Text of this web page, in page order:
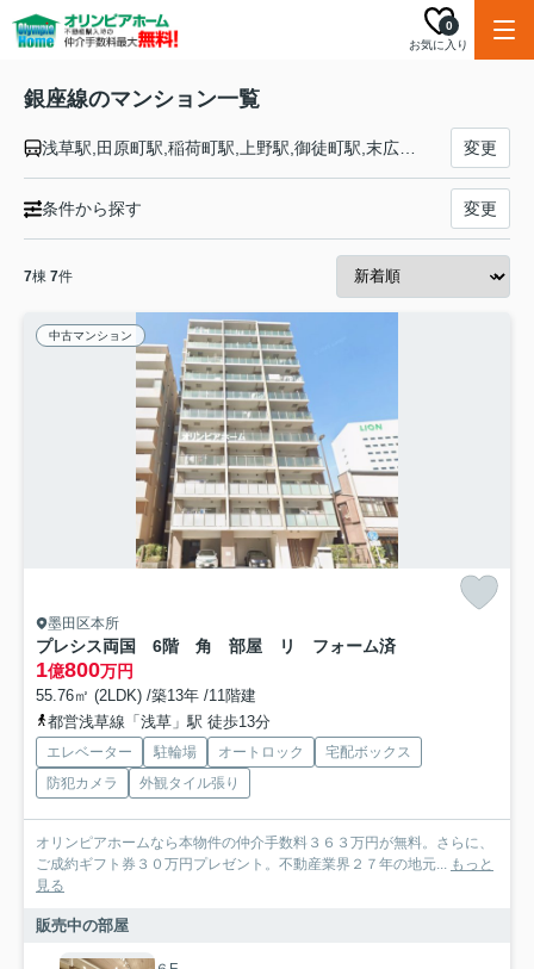
お気に入り
0
銀座線のマンション一覧
変更
条件から探す 変更
7棟 7件
中古マンション
墨田区本所
プレシス両国 6階 角 部屋 リ フォーム済
1億800万円
55.76㎡ (2LDK) /築13年 /11階建
都営浅草線「浅草」駅 徒歩13分
エレベーター 駐輪場 オートロック
宅配ボックス
防犯カメラ
外観タイル張り
オリンピアホームなら本物件の仲介手数料３６３万円が無料。さらに、
ご成約ギフト券３０万円プレゼント。不動産業界２７年の地元... もっと
見る
販売中の部屋